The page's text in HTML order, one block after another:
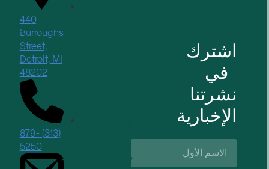
اشترك
في
نشرتنا
الإخبارية
الاسم
الأول*
للشركات الناشئة في مجال التكنولوجيا
دعم الأعمال والموارد
440
Burroughs
Street,
Detroit, MI
48202
(313) 879-
5250